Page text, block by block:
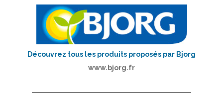
Découvrez tous les produits proposés par Bjorg
www.bjorg.fr